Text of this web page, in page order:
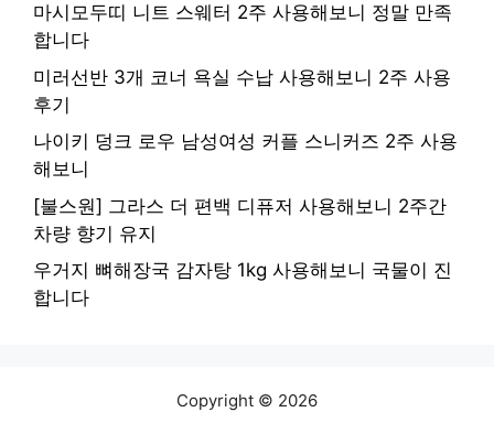
마시모두띠 니트 스웨터 2주 사용해보니 정말 만족
합니다
미러선반 3개 코너 욕실 수납 사용해보니 2주 사용
후기
나이키 덩크 로우 남성여성 커플 스니커즈 2주 사용
해보니
[불스원] 그라스 더 편백 디퓨저 사용해보니 2주간
차량 향기 유지
우거지 뼈해장국 감자탕 1kg 사용해보니 국물이 진
합니다
Copyright © 2026